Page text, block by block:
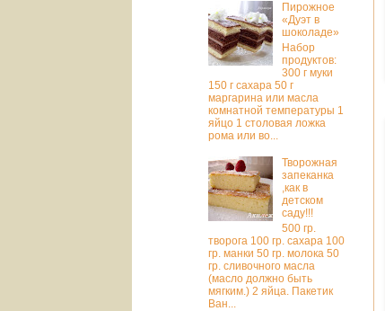
Пирожное
«Дуэт в
шоколаде»
Набор
продуктов:
300 г муки
150 г сахара 50 г
маргарина или масла
комнатной температуры 1
яйцо 1 столовая ложка
рома или во...
Творожная
запеканка
,как в
детском
саду!!!
500 гр.
творога 100 гр. сахара 100
гр. манки 50 гр. молока 50
гр. сливочного масла
(масло должно быть
мягким.) 2 яйца. Пакетик
Ван...